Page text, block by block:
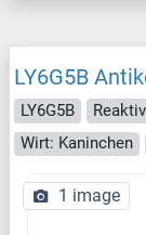
LY6G5B
LY6G5B
Wirt: Kaninchen
1 image